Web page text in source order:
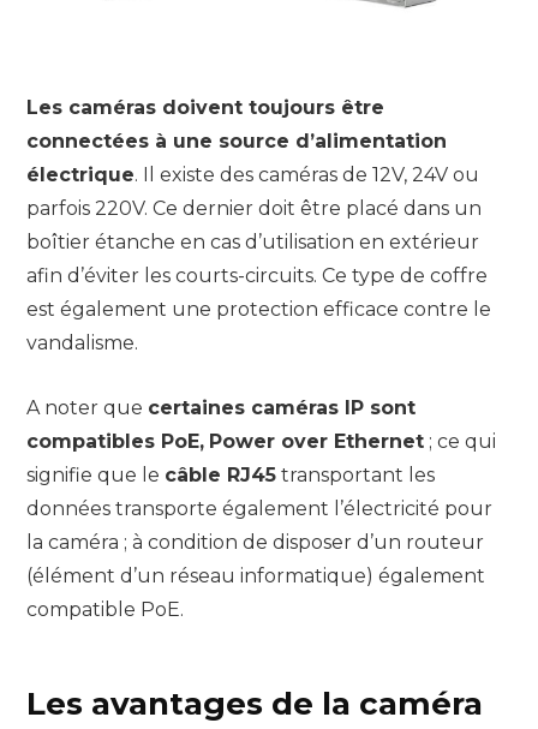
Les caméras doivent toujours être
connectées à une source d’alimentation
électrique. Il existe des caméras de 12V, 24V ou
parfois 220V. Ce dernier doit être placé dans un
boîtier étanche en cas d’utilisation en extérieur
afin d’éviter les courts-circuits. Ce type de coffre
est également une protection efficace contre le
vandalisme.
A noter que certaines caméras IP sont
compatibles PoE, Power over Ethernet ; ce qui
signifie que le câble RJ45 transportant les
données transporte également l’électricité pour
la caméra ; à condition de disposer d’un routeur
(élément d’un réseau informatique) également
compatible PoE.
Les avantages de la caméra